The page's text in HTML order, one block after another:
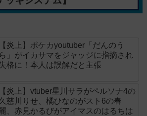
【炎上】ポケカyoutuber「だんのう
ら」がイカサマをジャッジに指摘され
格に！本人は誤解だと主張
【炎上】vtuber星川サラがペルソナ4の
慈川りせ、橘ひなのがスト6の春
麗、赤見かるびがアイマスのはるちは